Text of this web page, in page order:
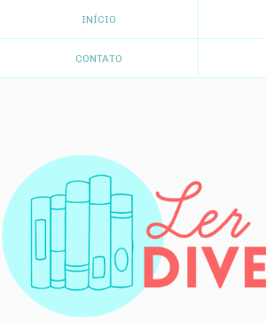
INÍCIO
CONTATO